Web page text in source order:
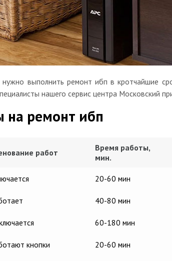
нужно выполнить ремонт ибп в кротчайшие
нашего сервис центра Московский
на ремонт ибп
работ
Время работы,
мин.
20-60 мин
40-80 мин
60-180 мин
кнопки 20-60 мин